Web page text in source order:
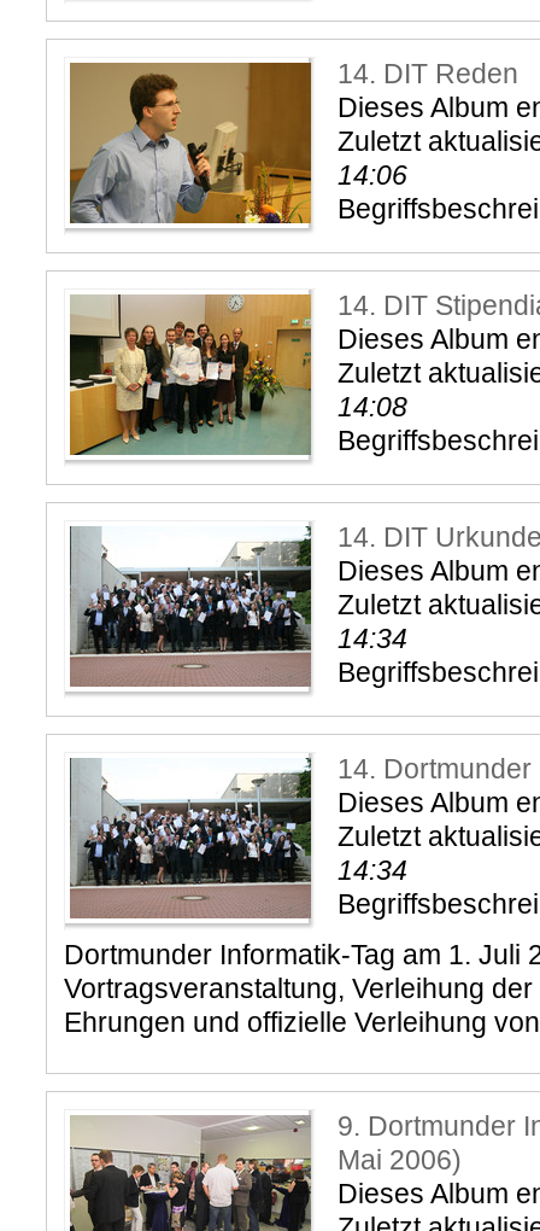
14. DIT Reden
Dieses Album
Zuletzt
14:06
14. DIT
Dieses Album
Zuletzt
14:08
14. DIT
Dieses Album
Zuletzt
14:34
14.
Dieses Album
Zuletzt
14:34
Dortmunder Informatik-Tag am 1. Juli
Vortragsveranstaltung, Verleihung
Ehrungen und offizielle Verleihung
9. Dortmunder
Mai 2006)
Dieses Album